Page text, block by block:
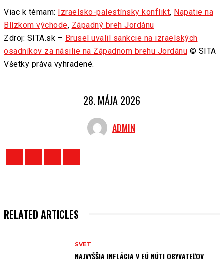
Viac k témam: Izraelsko-palestínsky konflikt, Napätie na
Blízkom východe, Západný breh Jordánu
Zdroj: SITA.sk – Brusel uvalil sankcie na izraelských
osadníkov za násilie na Západnom brehu Jordánu © SITA
Všetky práva vyhradené.
28. MÁJA 2026
ADMIN
RELATED ARTICLES
SVET
NAJVYŠŠIA INFLÁCIA V EÚ NÚTI OBYVATEĽOV